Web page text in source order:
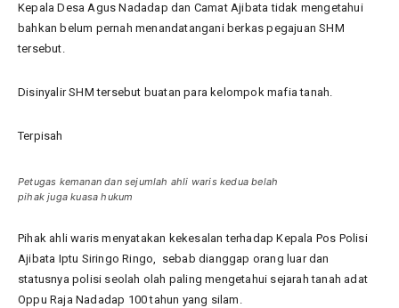
Kepala Desa Agus Nadadap dan Camat Ajibata tidak mengetahui
bahkan belum pernah menandatangani berkas pegajuan SHM
tersebut.
Disinyalir SHM tersebut buatan para kelompok mafia tanah.
Terpisah
Petugas kemanan dan sejumlah ahli waris kedua belah
pihak juga kuasa hukum
Pihak ahli waris menyatakan kekesalan terhadap Kepala Pos Polisi
Ajibata Iptu Siringo Ringo, sebab dianggap orang luar dan
statusnya polisi seolah olah paling mengetahui sejarah tanah adat
Oppu Raja Nadadap 100 tahun yang silam.